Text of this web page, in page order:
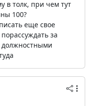
в толк, при чем тут
100?
еще свое
за